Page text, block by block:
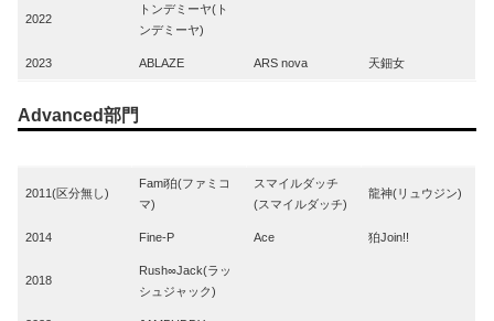
2022
トンデミーヤ(ト
ンデミーヤ)
2023 ABLAZE ARS nova 天鈿女
Advanced部門
2011(区分無し)
Fami狛(ファミコ
マ)
スマイルダッチ
(スマイルダッチ)
龍神(リュウジン)
2014 Fine-P Ace 狛Join!!
2018
Rush∞Jack(ラッ
シュジャック)